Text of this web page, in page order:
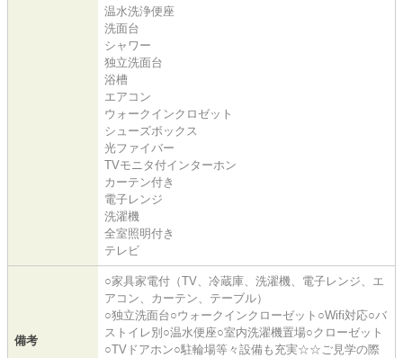
温水洗浄便座
洗面台
シャワー
独立洗面台
浴槽
エアコン
ウォークインクロゼット
シューズボックス
光ファイバー
TVモニタ付インターホン
カーテン付き
電子レンジ
洗濯機
全室照明付き
テレビ
備考
○家具家電付（TV、冷蔵庫、洗濯機、電子レンジ、エ
アコン、カーテン、テーブル）
○独立洗面台○ウォークインクローゼット○Wifi対応○バ
ストイレ別○温水便座○室内洗濯機置場○クローゼット
○TVドアホン○駐輪場等々設備も充実☆☆ご見学の際